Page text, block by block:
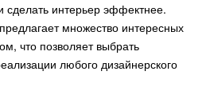
сделать интерьер эффектнее.
множество интересных
что позволяет выбрать
любого дизайнерского